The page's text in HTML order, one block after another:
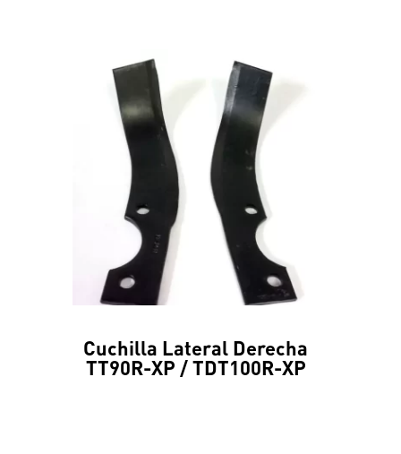
Cuchilla Lateral Derecha
TT90R-XP / TDT100R-XP